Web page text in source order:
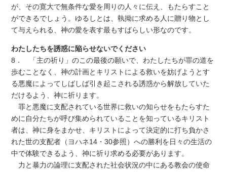
が、その寛大で無条件な愛を周りの人々に伝え、もたらすこと
ができるでしょう。ゆるしとは、執拗に求める人に贈り物とし
て与えられる、神の愛を表す最もすばらしい形なのです。
わたしたちを誘惑に陥らせないでください
8． 「主の祈り」のこの最後の願いで、わたしたちが罪の道を
歩むことなく、神の計画とキリストによる救いを妨げようとす
る悪魔によってしばしば引き起こされる誘惑から解放していた
だけるよう、神に祈ります。
罪と悪魔に支配されている世界に救いの知らせをもたらすた
めに自分たちが呼び集められていることを知っているキリスト
者は、神に身をまかせ、キリストによって決定的に打ち負かさ
れた世の支配者（ヨハネ14・30参照）への勝利を日々の生活の
中で体験できるよう、神に祈り求める必要があります。
力と暴力の論理に支配された社会状況の中にある教会の使命